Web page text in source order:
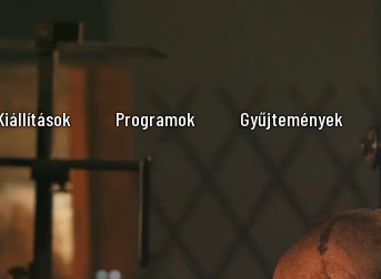
kiállítások
kiállítások
kölcsönzése
On-line kiállítások
Programok
Gyűjtemények
Őslénytani és
Növénytár